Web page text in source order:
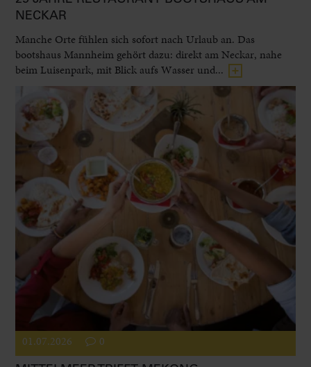
NECKAR
Manche Orte fühlen sich sofort nach Urlaub an. Das
bootshaus Mannheim gehört dazu: direkt am Neckar, nahe
beim Luisenpark, mit Blick aufs Wasser und...
01.07.2026 0